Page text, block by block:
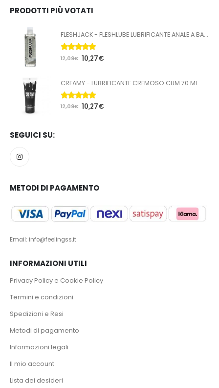
PRODOTTI PIÙ VOTATI
FLESHJACK - FLESHLUBE LUBRIFICANTE ANALE A BASE ACQUA 100 ML
5.00Su 5
12,09€ 10,27€
CREAMY - LUBRIFICANTE CREMOSO CUM 70 ML
5.00Su 5
12,09€ 10,27€
SEGUICI SU:
METODI DI PAGAMENTO
Email: info@feelingss.it
INFORMAZIONI UTILI
Privacy Policy e Cookie Policy
Termini e condizioni
Spedizioni e Resi
Metodi di pagamento
Informazioni legali
Il mio account
Lista dei desideri